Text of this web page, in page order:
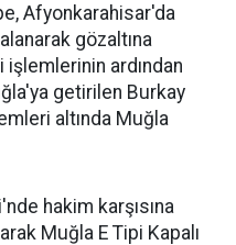
Afyonkarahisar'da
gözaltına
işlemlerinin ardından
getirilen Burkay
altında Muğla
hakim karşısına
Muğla E Tipi Kapalı